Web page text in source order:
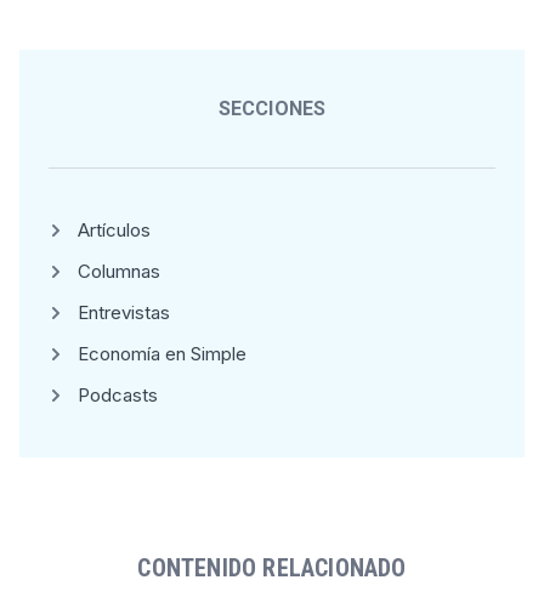
SECCIONES
Artículos
Columnas
Entrevistas
Economía en Simple
Podcasts
CONTENIDO RELACIONADO